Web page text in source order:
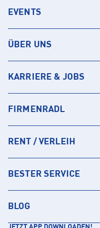
EVENTS
ÜBER UNS
KARRIERE & JOBS
FIRMENRADL
RENT / VERLEIH
BESTER SERVICE
BLOG